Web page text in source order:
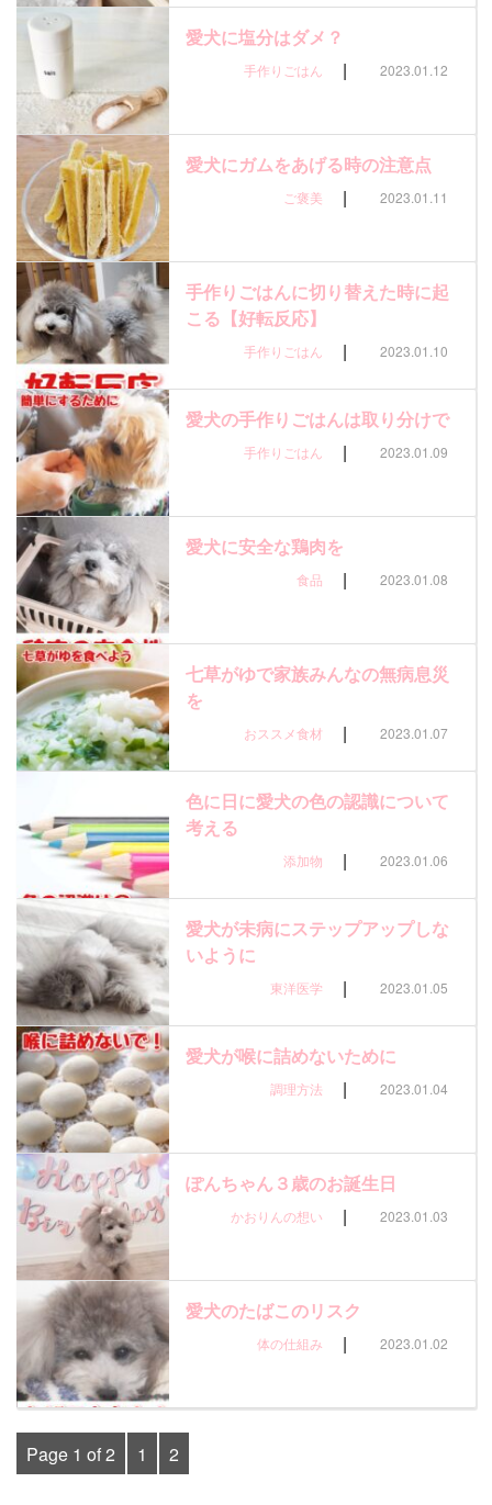
愛犬に塩分はダメ？
手作りごはん | 2023.01.12
愛犬にガムをあげる時の注意点
ご褒美 | 2023.01.11
手作りごはんに切り替えた時に起
こる【好転反応】
手作りごはん | 2023.01.10
愛犬の手作りごはんは取り分けで
手作りごはん | 2023.01.09
愛犬に安全な鶏肉を
食品 | 2023.01.08
七草がゆで家族みんなの無病息災
を
おススメ食材 | 2023.01.07
色に日に愛犬の色の認識について
考える
添加物 | 2023.01.06
愛犬が未病にステップアップしな
いように
東洋医学 | 2023.01.05
愛犬が喉に詰めないために
調理方法 | 2023.01.04
ぽんちゃん３歳のお誕生日
かおりんの想い | 2023.01.03
愛犬のたばこのリスク
体の仕組み | 2023.01.02
Page 1 of 2 1 2